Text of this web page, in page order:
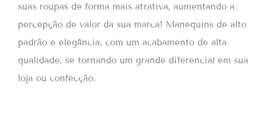
suas roupas de forma mais atrativa, aumentando a
percepção de valor da sua marca! Manequins de alto
padrão e elegância, com um acabamento de alta
qualidade, se tornando um grande diferencial em sua
loja ou confecção.